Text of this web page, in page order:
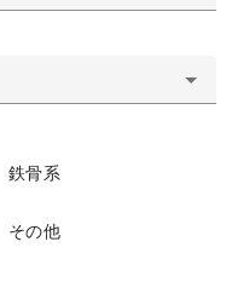
鉄骨系
その他